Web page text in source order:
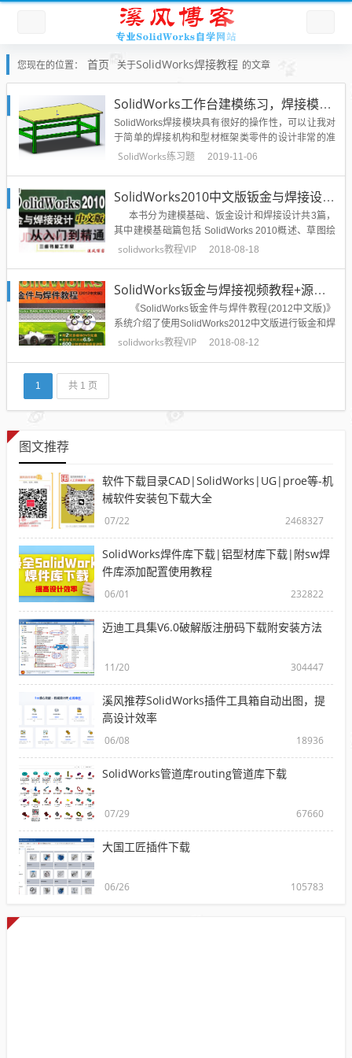
您现在的位置： 首页 关于SolidWorks焊接教程 的文章
SolidWorks工作台建模练习，焊接模块综合基础应用实战练习
SolidWorks焊接模块具有很好的操作性，可以让我对
于简单的焊接机构和型材框架类零件的设计非常的准
确快捷，今天溪风就给大家以一个简单的车间工作台
orks焊件的建模。效果图：作图步骤：1、打...
SolidWorks练习题 2019-11-06
SolidWorks2010中文版钣金与焊接设计从入门到精通光盘源文件下载
本书分为建模基础、饭金设计和焊接设计共3篇，
其中建模基础篇包括 SolidWorks 2010概述、草图绘
制、零件造型和特征相关技术、装配体的应 用、创建
件关联设计...
solidworks教程VIP 2018-08-18
SolidWorks钣金与焊接视频教程+源文件2012版
《SolidWorks钣金件与焊件教程(2012中文版)》
系统介绍了使用SolidWorks2012中文版进行钣金和焊
件设计的过程与方法，全书分两篇，第1篇介绍钣金
solidworks教程VIP 2018-08-12
1 共 1 页
图文推荐
软件下载目录CAD|SolidWorks|UG|proe等-机
械软件安装包下载大全
07/22 2468327
SolidWorks焊件库下载|铝型材库下载|附sw焊
件库添加配置使用教程
06/01 232822
迈迪工具集V6.0破解版注册码下载附安装方法
11/20 304447
溪风推荐SolidWorks插件工具箱自动出图，提
高设计效率
06/08 18936
SolidWorks管道库routing管道库下载
07/29 67660
大国工匠插件下载
06/26 105783